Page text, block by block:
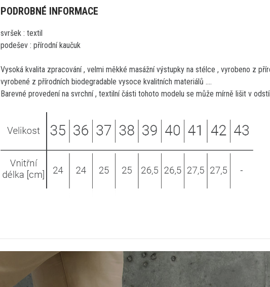
PODROBNÉ INFORMACE
svršek : textil
podešev : přírodní kaučuk
Vysoká kvalita zpracování , velmi měkké masážní výstupky na stélce , vyrobeno z
vyrobené z přírodních biodegradable vysoce kvalitních materiálů ....
Barevné provedení na svrchní , textilní části tohoto modelu se může mírně lišit v